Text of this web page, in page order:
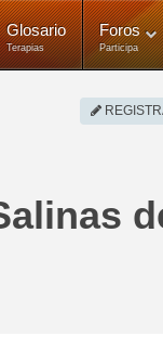
Glosario
Terapias
Foros
Participa